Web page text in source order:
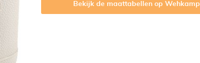
Bekijk de maattabellen op Wehkamp